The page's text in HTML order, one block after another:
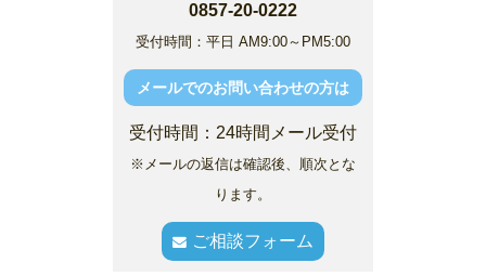
0857-20-0222
受付時間：平日 AM9:00～PM5:00
メールでのお問い合わせの方は
受付時間：24時間メール受付
※メールの返信は確認後、順次とな
ります。
ご相談フォーム